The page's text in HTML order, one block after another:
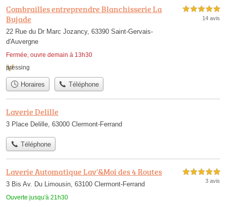
Combrailles entreprendre Blanchisserie La
Bujade
22 Rue du Dr Marc Jozancy, 63390 Saint-Gervais-
d'Auvergne
Fermée, ouvre demain à 13h30
5,0 étoiles sur 5
14 avis
pressing
Horaires Téléphone
Laverie Delille
3 Place Delille, 63000 Clermont-Ferrand
Téléphone
Laverie Automatique Lav'&Moi des 4 Routes
3 Bis Av. Du Limousin, 63100 Clermont-Ferrand
Ouverte jusqu'à 21h30
5,0 étoiles sur 5
3 avis